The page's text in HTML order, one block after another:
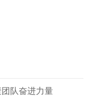
队奋进力量